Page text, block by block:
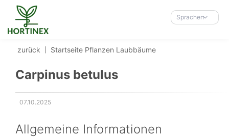
Accessibility-
Modus
aktivieren
Navigation
Inhalt
Sprachen
zurück Startseite Pflanzen Laubbäume
Carpinus betulus
07.10.2025
Allgemeine Informationen